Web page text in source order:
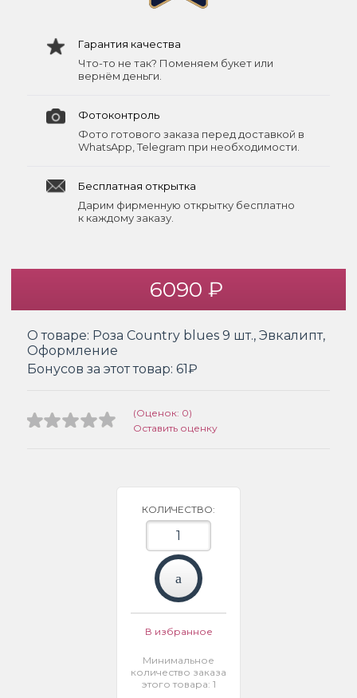
Гарантия качества
Что-то не так? Поменяем букет или
вернём деньги.
Фотоконтроль
Фото готового заказа перед доставкой в
WhatsApp, Telegram при необходимости.
Бесплатная открытка
Дарим фирменную открытку бесплатно
к каждому заказу.
6090 ₽
О товаре: Роза Country blues 9 шт., Эвкалипт,
Оформление
Бонусов за этот товар: 61₽
(Оценок: 0)
Оставить оценку
КОЛИЧЕСТВО:
В избранное
Минимальное
количество заказа
этого товара: 1